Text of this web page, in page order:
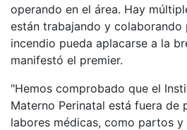
operando en el área. Hay
están trabajando y colaborando
incendio pueda aplacarse a la
manifestó el premier.
"Hemos comprobado que el
Materno Perinatal está fuera de
labores médicas, como partos y